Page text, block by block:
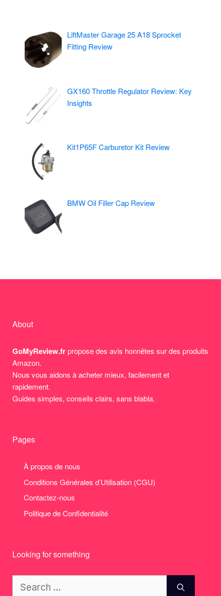
LiftMaster Garage 25 A18 Sprocket
Fitting Review
GX160 Throttle Regulator Review: Key
Insights
Kit1P65F Carburetor Kit Review
BMW Oil Filler Cap Review
About
GoMyReview.frpropose des avis honnêtes sur des produits
Amazon.
Nous vous aidons à acheter mieux, facilement et
rapidement.
Guides simples, conseils clairs, sans blabla.
Pages
À propos de nous
Conditions Générales d’Utilisation (CGU)
Contactez-nous
Politique de Confidentialité
Looking for something
for: